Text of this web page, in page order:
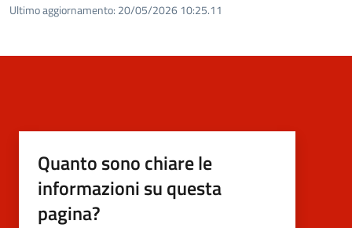
Ultimo aggiornamento: 20/05/2026 10:25.11
Quanto sono chiare le
informazioni su questa
pagina?